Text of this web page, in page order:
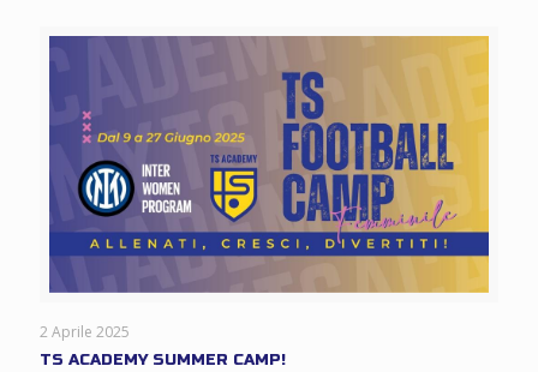
2 Aprile 2025
TS ACADEMY SUMMER CAMP!